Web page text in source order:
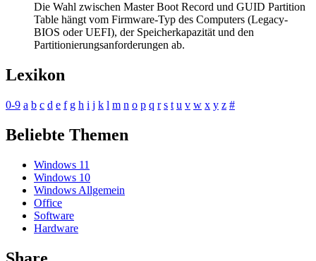
Die Wahl zwischen Master Boot Record und GUID Partition
Table hängt vom Firmware-Typ des Computers (Legacy-
BIOS oder UEFI), der Speicherkapazität und den
Partitionierungsanforderungen ab.
Lexikon
0-9 a b c d e f g h i j k l m n o p q r s t u v w x y z #
Beliebte Themen
Windows 11
Windows 10
Windows Allgemein
Office
Software
Hardware